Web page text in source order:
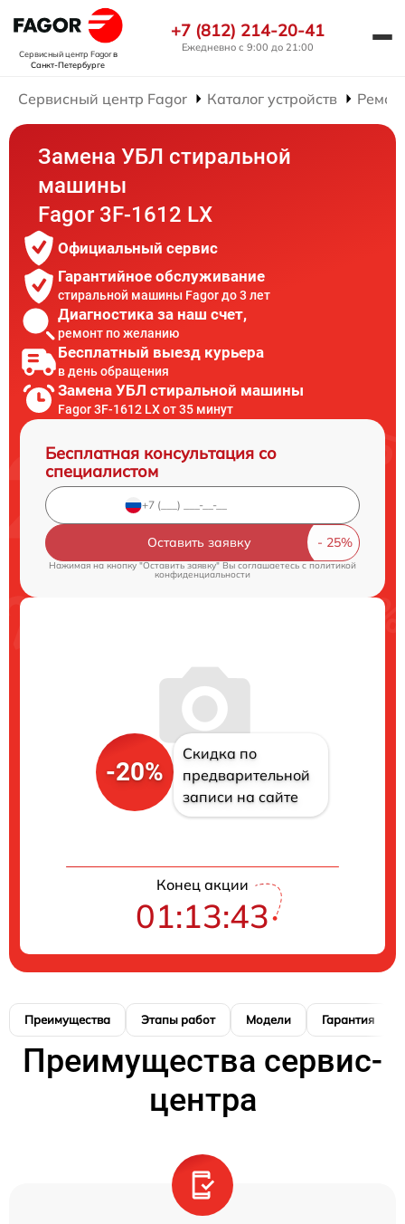
Сервисный центр Fagorв
Санкт-Петербурге
+7 (812) 214-20-41
Ежедневно с 9:00 до 21:00
Сервисный центр Fagor Каталог устройств
Замена УБЛ стиральной
машины
Fagor 3F-1612 LX
Официальный сервис
Гарантийное обслуживание
стиральной машины Fagor до 3 лет
Диагностика за наш счет,
ремонт по желанию
Бесплатный выезд курьера
в день обращения
Замена УБЛ стиральной машины
Fagor 3F-1612 LX от 35 минут
Бесплатная консультация со
специалистом
Оставить заявку
Нажимая на кнопку "Оставить заявку" Вы соглашаетесь cполитикой
конфиденциальности
-20%
Скидка по
предварительной
записи на сайте
Конец акции
01:13:42
Преимущества Этапы работ Модели Гарантия
Преимущества сервис-
центра